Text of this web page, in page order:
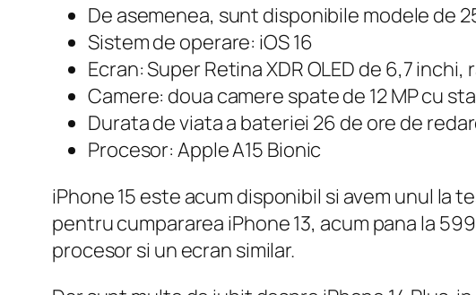
De asemenea, sunt disponibile modele de
Sistem de operare: iOS 16
Ecran: Super Retina XDR OLED de 6,7
Camere: doua camere spate de 12 MP cu
Durata de viata a bateriei 26 de ore de
Procesor: Apple A15 Bionic
iPhone 15 este acum disponibil si avem unul la
pentru cumpararea iPhone 13, acum pana la
procesor si un ecran similar.